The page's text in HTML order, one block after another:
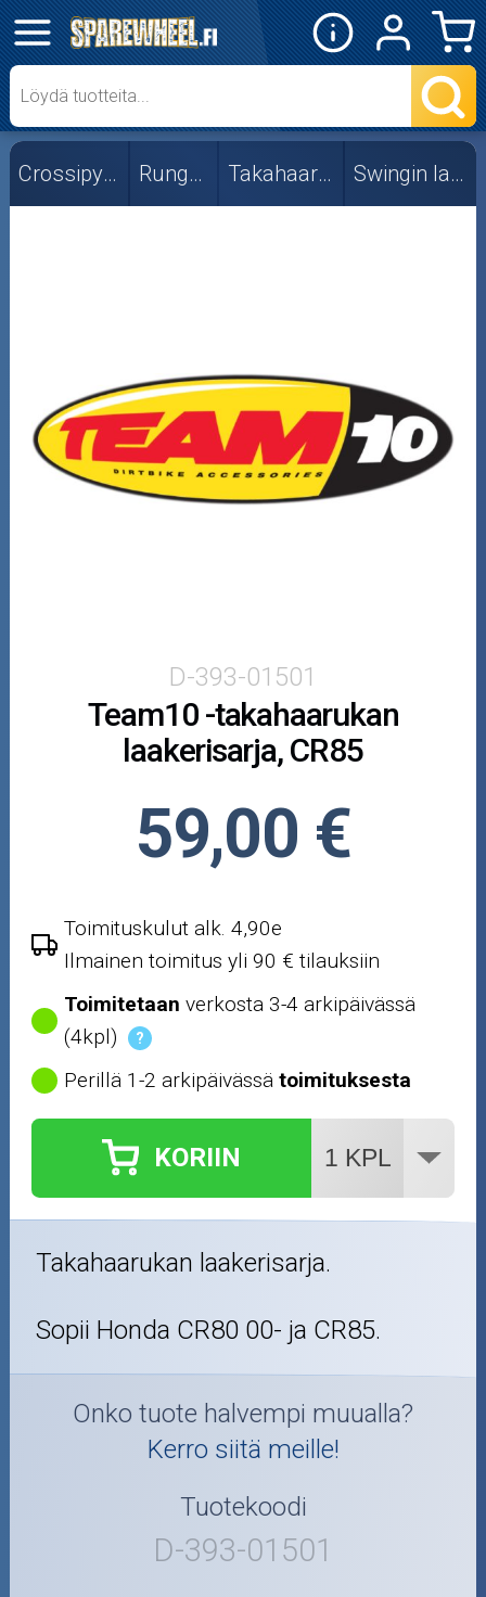
✕
Mopon osat
Skootterin osat
Crossipyörän osat
Mopoauton osat
Mönkijän osat
Puutarha ja metsä
Öljyt ja kemikaalit
Outlet-tuotteet
Crossipyörän osat Rungon osat Takahaarukan osat Swingin laakerisarjat
D-393-01501
Team10 -takahaarukan
laakerisarja, CR85
59,00 €
Toimituskulut alk. 4,90e
Ilmainen toimitus yli 90 € tilauksiin
Toimitetaan verkosta 3-4 arkipäivässä
(4kpl)
?
Perillä 1-2 arkipäivässätoimituksesta
KORIIN
Takahaarukan laakerisarja.
Sopii Honda CR80 00- ja CR85.
Onko tuote halvempi muualla?
Kerro siitä meille!
Tuotekoodi
D-393-01501